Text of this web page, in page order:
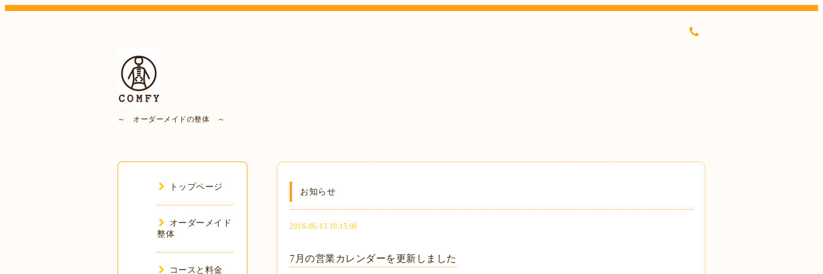
～ オーダーメイドの整体 ～
お知らせ
2016-06-13 10:15:00
7月の営業カレンダーを更新しました
トップページ
オーダーメイド
整体
コースと料金